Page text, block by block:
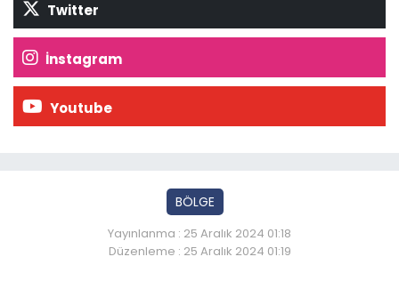
Twitter
İnstagram
Youtube
BÖLGE
Yayınlanma : 25 Aralık 2024 01:18
Düzenleme : 25 Aralık 2024 01:19